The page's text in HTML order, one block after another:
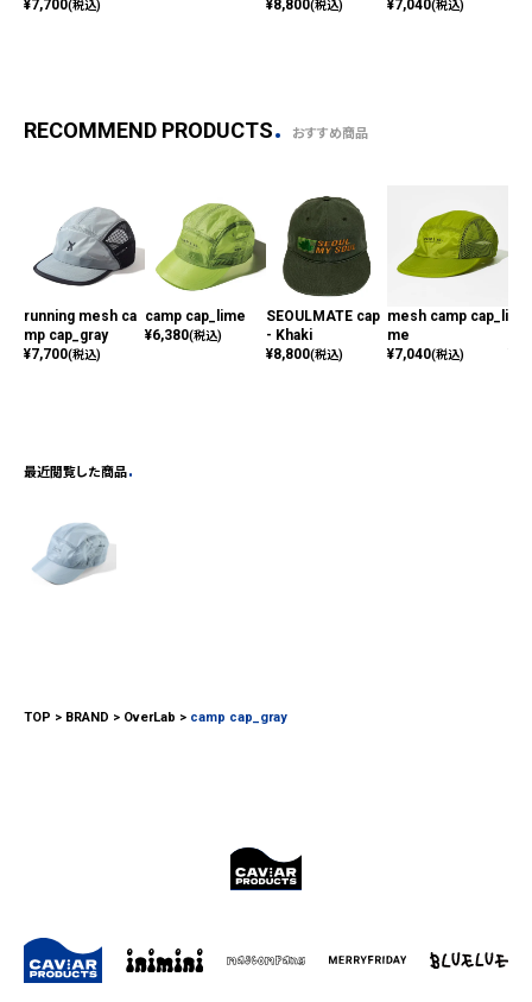
¥7,700(税込)
¥8,800(税込)
¥7,040(税込)
RECOMMEND PRODUCTS おすすめ商品
running mesh ca
mp cap_gray
¥7,700(税込)
camp cap_lime
¥6,380(税込)
SEOULMATE cap
- Khaki
¥8,800(税込)
mesh camp cap_li
me
¥7,040(税込)
最近閲覧した商品
TOP BRAND OverLab camp cap_gray